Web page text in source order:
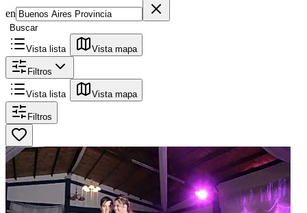
en
Buscar
Vista lista Vista mapa
Filtros
Vista lista Vista mapa
Filtros